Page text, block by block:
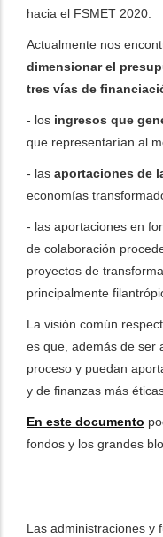
hacia el FSMET 2020.
Actualmente nos
dimensionar el
tres vías de
- los ingresos que
que representarían al
- las aportaciones de
economías
- las aportaciones en
de colaboración
proyectos de
principalmente
La visión común
es que, además de ser
proceso y puedan
y de finanzas más
En este documento
fondos y los grandes
Las administraciones y